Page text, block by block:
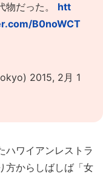
物だった。 htt
B0noWCT
2015, 2月 1
ハワイアンレストラ
方からしばしば「女